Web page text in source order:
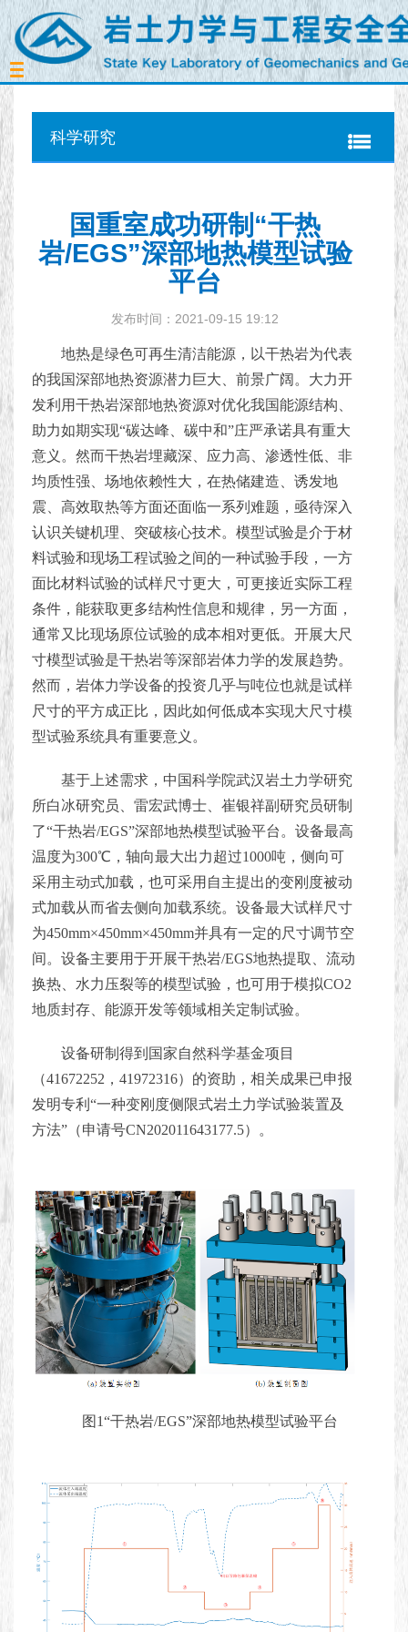
Toggle
科学研究
国重室成功研制“干热
岩/EGS”深部地热模型试验
平台
发布时间：2021-09-15 19:12
地热是绿色可再生清洁能源，以干热岩为代表
的我国深部地热资源潜力巨大、前景广阔。大力开
发利用干热岩深部地热资源对优化我国能源结构、
助力如期实现“碳达峰、碳中和”庄严承诺具有重大
意义。然而干热岩埋藏深、应力高、渗透性低、非
均质性强、场地依赖性大，在热储建造、诱发地
震、高效取热等方面还面临一系列难题，亟待深入
认识关键机理、突破核心技术。模型试验是介于材
料试验和现场工程试验之间的一种试验手段，一方
面比材料试验的试样尺寸更大，可更接近实际工程
条件，能获取更多结构性信息和规律，另一方面，
通常又比现场原位试验的成本相对更低。开展大尺
寸模型试验是干热岩等深部岩体力学的发展趋势。
然而，岩体力学设备的投资几乎与吨位也就是试样
尺寸的平方成正比，因此如何低成本实现大尺寸模
型试验系统具有重要意义。
基于上述需求，中国科学院武汉岩土力学研究
所白冰研究员、雷宏武博士、崔银祥副研究员研制
了“干热岩/EGS”深部地热模型试验平台。设备最高
温度为300℃，轴向最大出力超过1000吨，侧向可
采用主动式加载，也可采用自主提出的变刚度被动
式加载从而省去侧向加载系统。设备最大试样尺寸
为450mm×450mm×450mm并具有一定的尺寸调节空
间。设备主要用于开展干热岩/EGS地热提取、流动
换热、水力压裂等的模型试验，也可用于模拟CO2
地质封存、能源开发等领域相关定制试验。
设备研制得到国家自然科学基金项目
（41672252，41972316）的资助，相关成果已申报
发明专利“一种变刚度侧限式岩土力学试验装置及
方法”（申请号CN202011643177.5）。
图1“干热岩/EGS”深部地热模型试验平台